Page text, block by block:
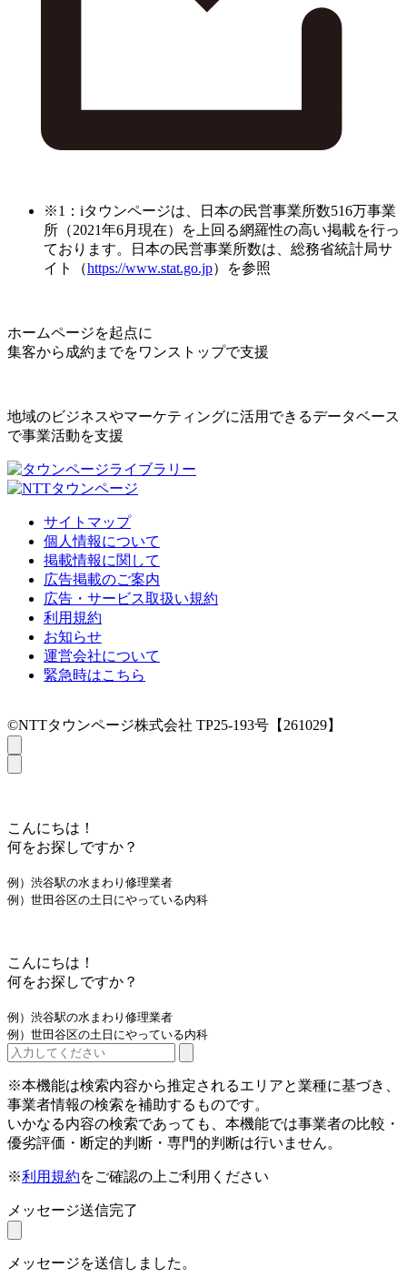
※1：iタウンページは、日本の民営事業所数516万事業
所（2021年6月現在）を上回る網羅性の高い掲載を行っ
ております。日本の民営事業所数は、総務省統計局サ
イト（https://www.stat.go.jp）を参照
ホームページを起点に
集客から成約までをワンストップで支援
地域のビジネスやマーケティングに活用できるデータベース
で事業活動を支援
サイトマップ
個人情報について
掲載情報に関して
広告掲載のご案内
広告・サービス取扱い規約
利用規約
お知らせ
運営会社について
緊急時はこちら
©NTTタウンページ株式会社 TP25-193号【261029】
こんにちは！
何をお探しですか？
例）渋谷駅の水まわり修理業者
例）世田谷区の土日にやっている内科
こんにちは！
何をお探しですか？
例）渋谷駅の水まわり修理業者
例）世田谷区の土日にやっている内科
※本機能は検索内容から推定されるエリアと業種に基づき、
事業者情報の検索を補助するものです。
いかなる内容の検索であっても、本機能では事業者の比較・
優劣評価・断定的判断・専門的判断は行いません。
※利用規約をご確認の上ご利用ください
メッセージ送信完了
メッセージを送信しました。